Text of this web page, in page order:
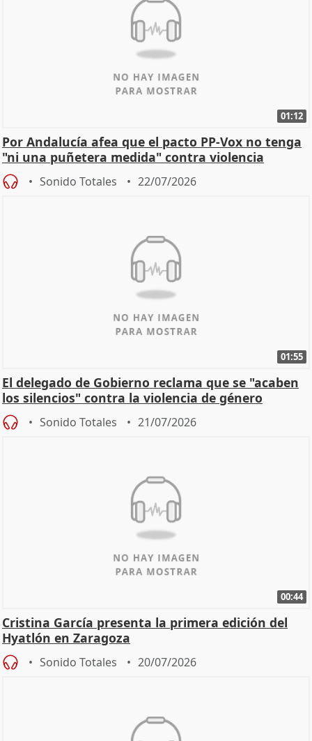
01:12
Por Andalucía afea que el pacto PP-Vox no tenga
"ni una puñetera medida" contra violencia
machista
Sonido Totales 22/07/2026
01:55
El delegado de Gobierno reclama que se "acaben
los silencios" contra la violencia de género
Sonido Totales 21/07/2026
00:44
Cristina García presenta la primera edición del
Hyatlón en Zaragoza
Sonido Totales 20/07/2026